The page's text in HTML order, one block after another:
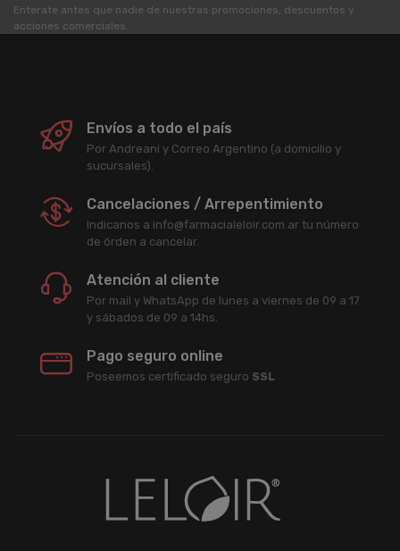
Enterate antes que nadie de nuestras promociones, descuentos y
acciones comerciales.
Envíos a todo el país
Por Andreani y Correo Argentino (a domicilio y
sucursales).
Cancelaciones / Arrepentimiento
Indicanos a info@farmacialeloir.com.ar tu número
de órden a cancelar.
Atención al cliente
Por mail y WhatsApp de lunes a viernes de 09 a 17
y sábados de 09 a 14hs.
Pago seguro online
Poseemos certificado seguro SSL